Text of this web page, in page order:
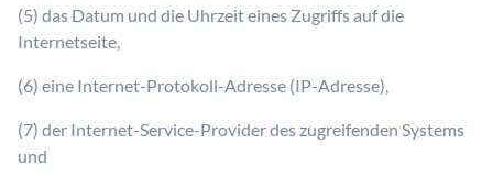
(5) das Datum und die Uhrzeit eines Zugriffs auf die
Internetseite,
(6) eine Internet-Protokoll-Adresse (IP-Adresse),
(7) der Internet-Service-Provider des zugreifenden Systems
und